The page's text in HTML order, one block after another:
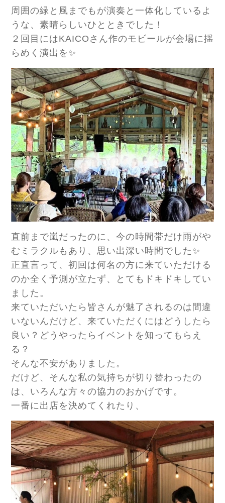
周囲の緑と風までもが演奏と一体化しているよ
うな、素晴らしいひとときでした！
２回目にはKAICOさん作のモビールが会場に揺
らめく演出を✨
直前まで嵐だったのに、今の時間帯だけ雨がや
むミラクルもあり、思い出深い時間でした✨
正直言って、初回は何名の方に来ていただける
のか全く予測が立たず、とてもドキドキしてい
ました。
来ていただいたら皆さんが魅了されるのは間違
いないんだけど、来ていただくにはどうしたら
良い？どうやったらイベントを知ってもらえ
る？
そんな不安がありました。
だけど、そんな私の気持ちが切り替わったの
は、いろんな方々の協力のおかげです。
一番に出店を決めてくれたり、